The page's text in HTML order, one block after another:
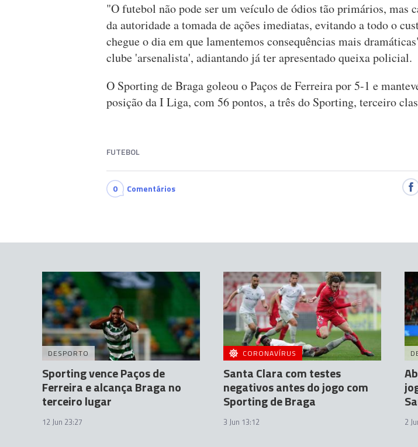
"O futebol não pode ser um veículo de ódios tão primários, mas
da autoridade a tomada de ações imediatas, evitando a todo o
chegue o dia em que lamentemos consequências mais
clube 'arsenalista', adiantando já ter apresentado queixa policial.
O Sporting de Braga goleou o Paços de Ferreira por 5-1 e
posição da I Liga, com 56 pontos, a três do Sporting, terceiro
FUTEBOL
0 Comentários
DESPORTO
Sporting vence Paços de
Ferreira e alcança Braga no
terceiro lugar
12 Jun 23:27
CORONAVÍRUS
Santa Clara com testes
negativos antes do jogo com
Sporting de Braga
3 Jun 13:12 2